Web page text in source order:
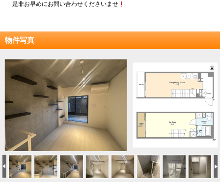
是非お早めにお問い合わせくださいませ
物件写真